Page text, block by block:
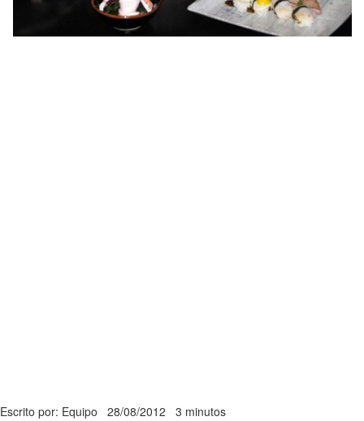
Escrito por: Equipo 28/08/2012 3 minutos